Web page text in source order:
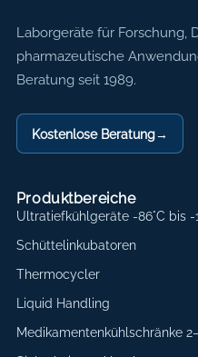
Axon
Laborgeräte für Forschung,
pharmazeutische
Beratung seit 1989.
Kostenlose Beratung→
Produktbereiche
Ultratiefkühlgeräte -86°C bis -
Schüttelinkubatoren
Thermocycler
Liquid Handling
Medikamentenkühlschränke